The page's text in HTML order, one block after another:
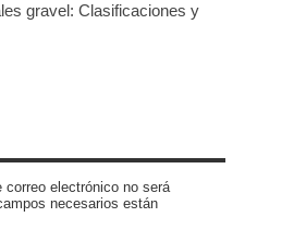
gravel: Clasificaciones y
correo electrónico no será
necesarios están